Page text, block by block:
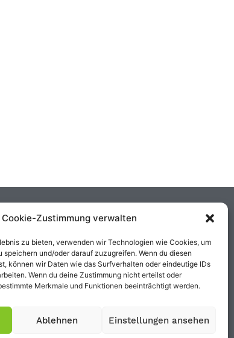
Cookie-Zustimmung verwalten
zu bieten, verwenden wir Technologien wie Cookies, um
speichern und/oder darauf zuzugreifen. Wenn du diesen
können wir Daten wie das Surfverhalten oder eindeutige IDs
Wenn du deine Zustimmung nicht erteilst oder
Merkmale und Funktionen beeinträchtigt werden.
Ablehnen Einstellungen ansehen